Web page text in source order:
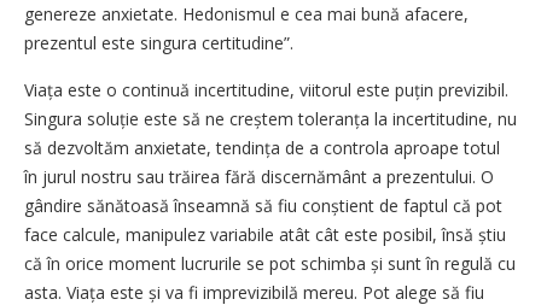
genereze anxietate. Hedonismul e cea mai bună afacere,
prezentul este singura certitudine”.
Viața este o continuă incertitudine, viitorul este puțin previzibil.
Singura soluție este să ne creștem toleranța la incertitudine, nu
să dezvoltăm anxietate, tendința de a controla aproape totul
în jurul nostru sau trăirea fără discernământ a prezentului. O
gândire sănătoasă înseamnă să fiu conștient de faptul că pot
face calcule, manipulez variabile atât cât este posibil, însă știu
că în orice moment lucrurile se pot schimba și sunt în regulă cu
asta. Viața este și va fi imprevizibilă mereu. Pot alege să fiu